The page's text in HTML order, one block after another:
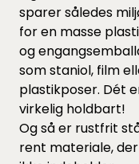
sparer således
for en masse
og
som staniol, film
plastikposer. Dét
virkelig holdbart!
Og så er rustfrit
rent materiale, der